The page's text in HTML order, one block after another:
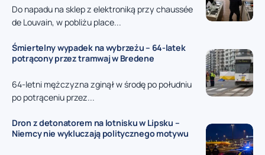
Do napadu na sklep z elektroniką przy chaussée
de Louvain, w pobliżu place...
Śmiertelny wypadek na wybrzeżu – 64-latek
potrącony przez tramwaj w Bredene
64-letni mężczyzna zginął w środę po południu
po potrąceniu przez...
Dron z detonatorem na lotnisku w Lipsku –
Niemcy nie wykluczają politycznego motywu